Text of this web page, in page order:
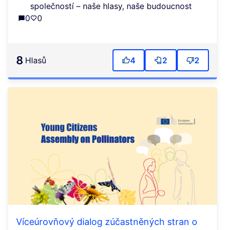
společností – naše hlasy, naše budoucnost
0
0
8 Hlasů 4 2 2
Víceúrovňový dialog zúčastněných stran o